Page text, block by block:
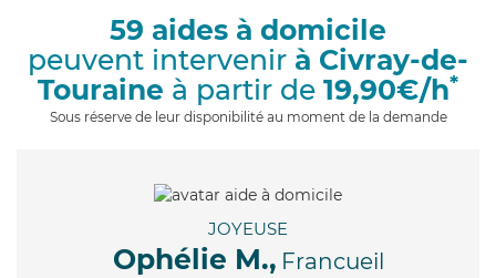
i
59 aides à domicile
peuvent intervenir à Civray-de-
Touraine à partir de 19,90€/h*
Sous réserve de leur disponibilité au moment de la demande
JOYEUSE
Ophélie M., Francueil